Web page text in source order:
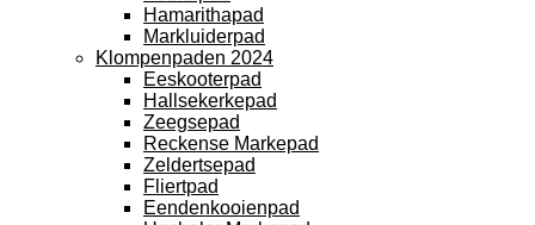
Hamarithapad
Markluiderpad
Klompenpaden 2024
Eeskooterpad
Hallsekerkepad
Zeegsepad
Reckense Markepad
Zeldertsepad
Fliertpad
Eendenkooienpad